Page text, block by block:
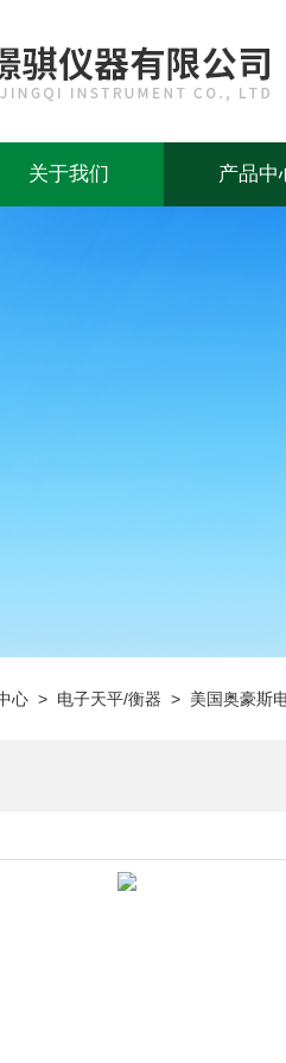
关于我们 产品中
心 > 电子天平/衡器 > 美国奥豪斯